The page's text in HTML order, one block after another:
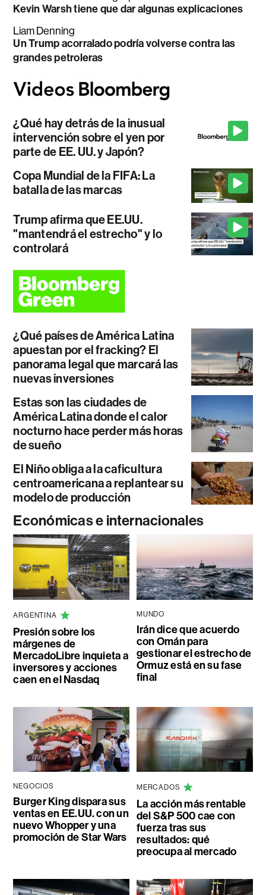
Kevin Warsh tiene que dar algunas explicaciones
Liam Denning
Un Trump acorralado podría volverse contra las
grandes petroleras
¿Qué hay detrás de la inusual
intervención sobre el yen por
parte de EE. UU. y Japón?
Copa Mundial de la FIFA: La
batalla de las marcas
Trump afirma que EE.UU.
"mantendrá el estrecho" y lo
controlará
¿Qué países de América Latina
apuestan por el fracking? El
panorama legal que marcará las
nuevas inversiones
Estas son las ciudades de
América Latina donde el calor
nocturno hace perder más horas
de sueño
El Niño obliga a la caficultura
centroamericana a replantear su
modelo de producción
Económicas e internacionales
ARGENTINA
Presión sobre los
márgenes de
MercadoLibre inquieta a
inversores y acciones
caen en el Nasdaq
MUNDO
Irán dice que acuerdo
con Omán para
gestionar el estrecho de
Ormuz está en su fase
final
NEGOCIOS
Burger King dispara sus
ventas en EE.UU. con un
nuevo Whopper y una
promoción de Star Wars
MERCADOS
La acción más rentable
del S&P 500 cae con
fuerza tras sus
resultados: qué
preocupa al mercado